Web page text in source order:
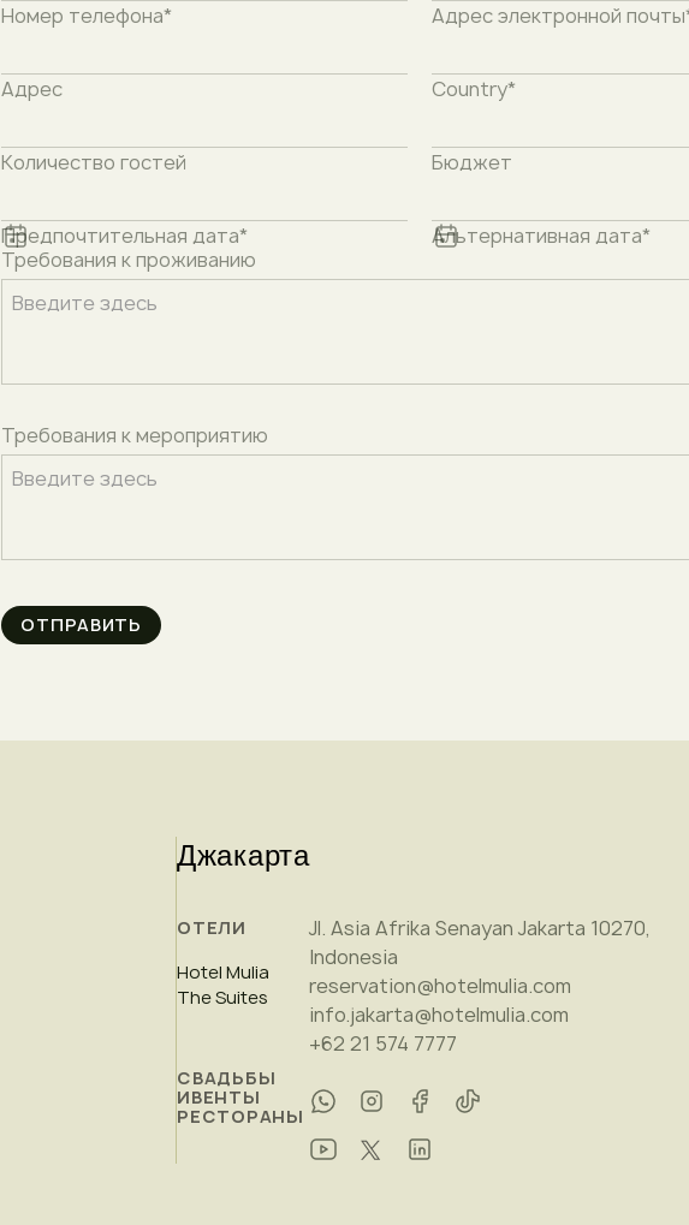
Номер телефона* Адрес электронной
Адрес Country*
Количество гостей Бюджет
Предпочтительная дата*
Альтернативная дата*
Требования к проживанию
Требования к мероприятию
Джакарта
ОТЕЛИ
Hotel Mulia
The Suites
СВАДЬБЫ
ИВЕНТЫ
РЕСТОРАНЫ
Jl. Asia Afrika Senayan Jakarta 10270,
Indonesia
reservation@hotelmulia.com
info.jakarta@hotelmulia.com
+62 21 574 7777